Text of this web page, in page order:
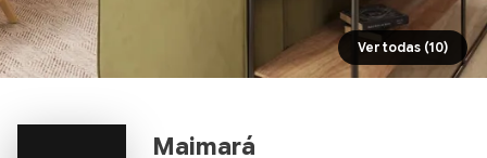
Ver todas (10)
Maimará